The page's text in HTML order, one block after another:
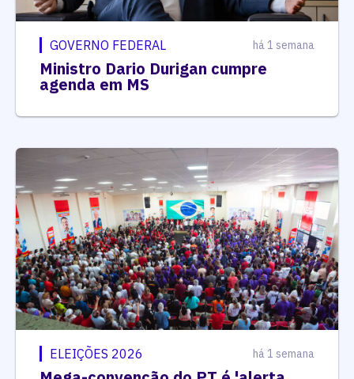
GOVERNO FEDERAL há 1 semana
Ministro Dario Durigan cumpre
agenda em MS
ELEIÇÕES 2026 há 1 semana